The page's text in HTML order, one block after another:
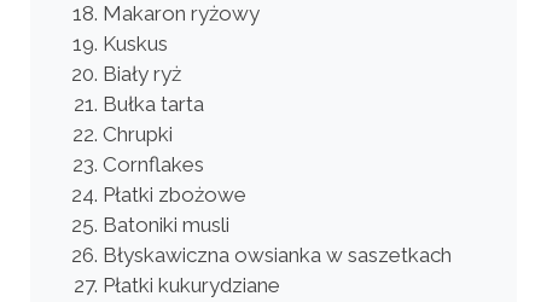
Makaron ryżowy
Kuskus
Biały ryż
Bułka tarta
Chrupki
Cornflakes
Płatki zbożowe
Batoniki musli
Błyskawiczna owsianka w saszetkach
Płatki kukurydziane